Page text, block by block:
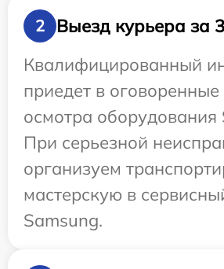
2
Выезд курьера за
Квалифицированный
приедет в
осмотра оборудования
При серьезной
организуем
мастерскую в
Samsung.